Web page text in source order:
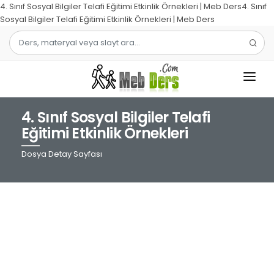
4. Sınıf Sosyal Bilgiler Telafi Eğitimi Etkinlik Örnekleri | Meb Ders4. Sınıf
Sosyal Bilgiler Telafi Eğitimi Etkinlik Örnekleri | Meb Ders
1.SINIF
2.SINIF
4. Sınıf Sosyal Bilgiler Telafi
Eğitimi Etkinlik Örnekleri
Dosya Detay Sayfası